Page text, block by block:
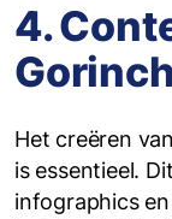
4.
Het creëren
is essentieel.
infographics